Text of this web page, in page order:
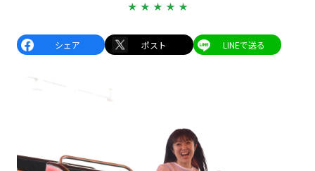
シェア ポスト LINEで送る